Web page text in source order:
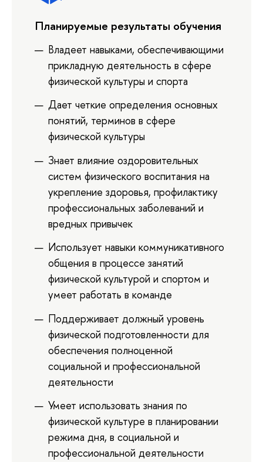
Планируемые результаты обучения
Владеет навыками, обеспечивающими
прикладную деятельность в сфере
физической культуры и спорта
Дает четкие определения основных
понятий, терминов в сфере
физической культуры
Знает влияние оздоровительных
систем физического воспитания на
укрепление здоровья, профилактику
профессиональных заболеваний и
вредных привычек
Использует навыки коммуникативного
общения в процессе занятий
физической культурой и спортом и
умеет работать в команде
Поддерживает должный уровень
физической подготовленности для
обеспечения полноценной
социальной и профессиональной
деятельности
Умеет использовать знания по
физической культуре в планировании
режима дня, в социальной и
профессиональной деятельности